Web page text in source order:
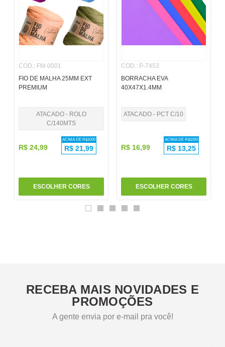
COD.: FM-0001
FIO DE MALHA 25MM EXT
PREMIUM
ATACADO - ROLO
C/140MTS
R$ 24,99
ACIMA DE R$1000
R$ 21,99
ESCOLHER CORES
COD.: P-7453
BORRACHA EVA
40X47X1.4MM
ATACADO - PCT C/10
R$ 16,99
ACIMA DE R$1000
R$ 13,25
ESCOLHER CORES
RECEBA MAIS NOVIDADES E
PROMOÇÕES
A gente envia por e-mail pra você!
pincel
º papel
º havaianas
10º barbante